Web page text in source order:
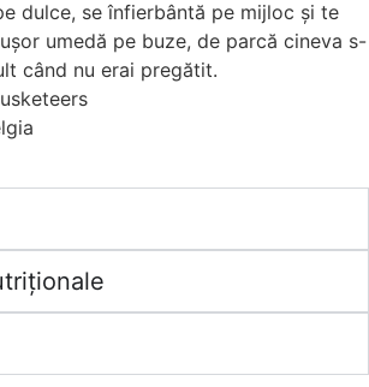
dulce, se înfierbântă pe mijloc și te
umedă pe buze, de parcă cineva s-
când nu erai pregătit.